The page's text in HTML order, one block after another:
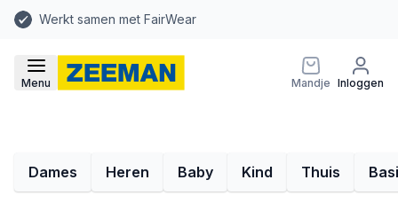
Werkt samen met FairWear
Menu Mandje Inloggen
Dames Heren Baby Kind Thuis